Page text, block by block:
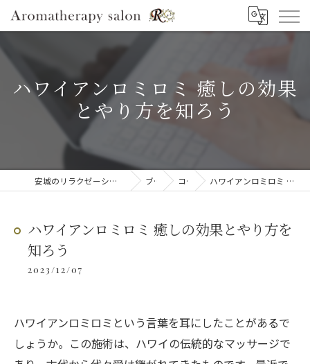
ハワイアンロミロミ 癒しの効果
とやり方を知ろう
安城のリラクゼーションならAromatherapy salon R ブログ コラム ハワイアンロミロミ 癒しの効果とやり方を知ろう
ハワイアンロミロミ 癒しの効果とやり方を
知ろう
2023/12/07
ハワイアンロミロミという言葉を耳にしたことがあるで
しょうか。この施術は、ハワイの伝統的なマッサージで